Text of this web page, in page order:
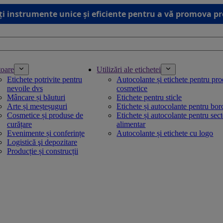
instrumente unice și eficiente pentru a vă promova
Etichete potrivite pentru
nevoile dvs
Mâncare și băuturi
Arte și meșteșuguri
Cosmetice și produse de
curățare
Evenimente și conferințe
Logistică şi depozitare
Producție și construcții
Utilizări ale etichetei
Autocolante și etichete pentru
cosmetice
Etichete pentru sticle
Etichete și autocolante pentru
Etichete și autocolante pentru
alimentar
Autocolante și etichete cu logo